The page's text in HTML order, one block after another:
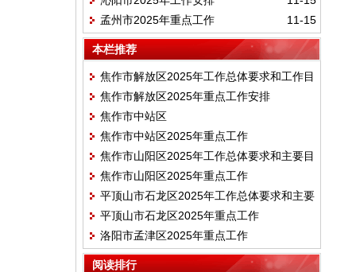
11-15
孟州市2025年重点工作
本栏推荐
焦作市解放区2025年工作总体要求和工作目
标
焦作市解放区2025年重点工作安排
焦作市中站区
焦作市中站区2025年重点工作
焦作市山阳区2025年工作总体要求和主要目
标
焦作市山阳区2025年重点工作
平顶山市石龙区2025年工作总体要求和主要
目标
平顶山市石龙区2025年重点工作
洛阳市孟津区2025年重点工作
阅读排行